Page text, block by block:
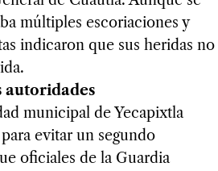
múltiples escoriaciones y
indicaron que sus heridas no
autoridades
municipal de Yecapixtla
evitar un segundo
oficiales de la Guardia